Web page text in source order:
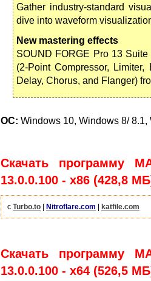
Gather industry-standard
dive into waveform
New mastering effects
SOUND FORGE Pro 13
(2-Point Compressor, Limiter,
Delay, Chorus, and Flanger)
ОС: Windows 10, Windows 8/ 8.1,
Скачать программу
13.0.0.100 - x86 (428,8
с Turbo.to | Nitroflare.com | katfile.com
Скачать программу
13.0.0.100 - x64 (526,5